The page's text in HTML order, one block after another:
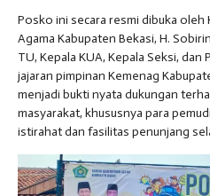
Posko ini secara resmi dibuka oleh
Agama Kabupaten Bekasi, H.
TU, Kepala KUA, Kepala Seksi,
jajaran pimpinan Kemenag
menjadi bukti nyata dukungan
masyarakat, khususnya para
istirahat dan fasilitas penunjang